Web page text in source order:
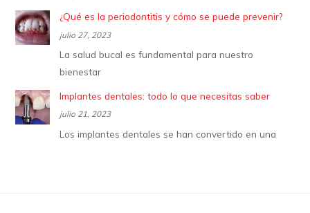
¿Qué es la periodontitis y cómo se puede prevenir?
julio 27, 2023
La salud bucal es fundamental para nuestro
bienestar
Implantes dentales: todo lo que necesitas saber
julio 21, 2023
Los implantes dentales se han convertido en una